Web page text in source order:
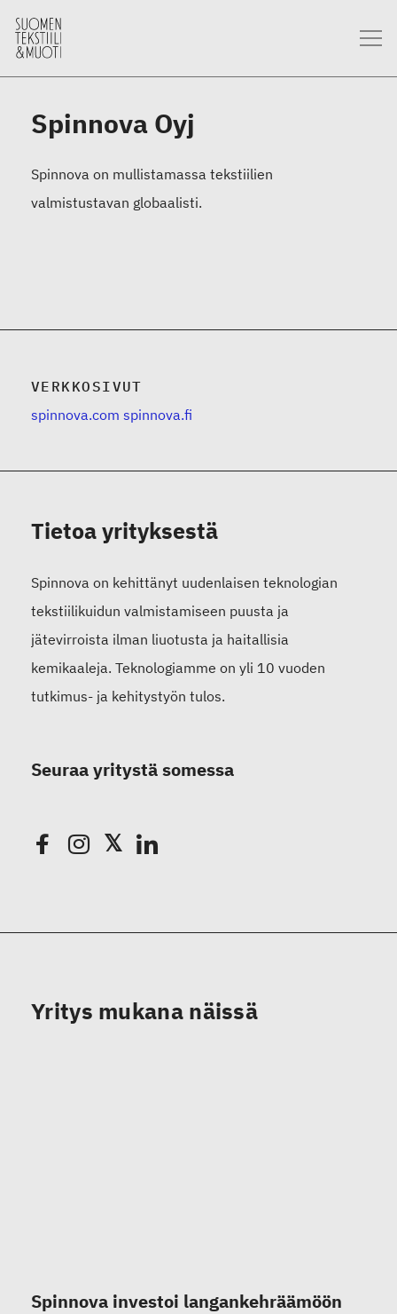
Spinnova Oyj
Spinnova on mullistamassa tekstiilien
valmistustavan globaalisti.
VERKKOSIVUT
spinnova.com spinnova.fi
Tietoa yrityksestä
Spinnova on kehittänyt uudenlaisen teknologian
tekstiilikuidun valmistamiseen puusta ja
jätevirroista ilman liuotusta ja haitallisia
kemikaaleja. Teknologiamme on yli 10 vuoden
tutkimus- ja kehitystyön tulos.
Seuraa yritystä somessa
Yritys mukana näissä
Spinnova investoi langankehräämöön